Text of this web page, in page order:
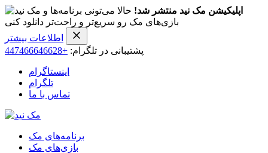
اپلیکیشن مک نید منتشر شد! حالا می‌تونی برنامه‌ها و
بازی‌های مک رو سریع‌تر و راحت‌تر دانلود کنی
اطلاعات بیشتر
پشتیبانی در تلگرام: +447466646628
اینستاگرام
تلگرام
تماس با ما
برنامه‌های مک
بازی‌های مک